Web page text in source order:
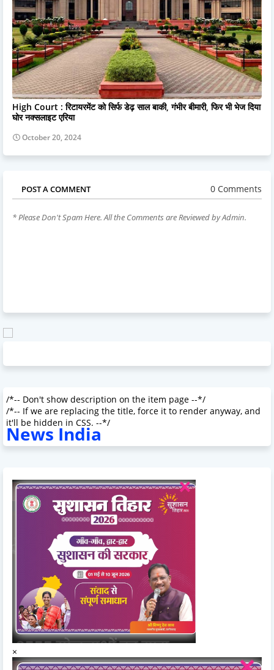
High Court : रिटायरमेंट को सिर्फ डेढ़ साल बाकी, गंभीर बीमारी, फिर भी भेज दिया
घोर नक्सलाइट एरिया
October 20, 2024
POST A COMMENT 0 Comments
* Please Don't Spam Here. All the Comments are Reviewed by Admin.
/*-- Don't show description on the item page --*/
/*-- If we are replacing the title, force it to render anyway, and
it'll be hidden in CSS. --*/
News India
×